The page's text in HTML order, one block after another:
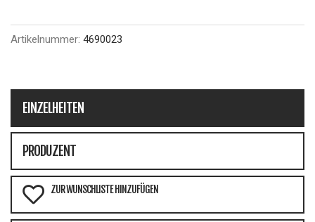
Artikelnummer: 4690023
EINZELHEITEN
PRODUZENT
ZUR WUNSCHLISTE HINZUFÜGEN